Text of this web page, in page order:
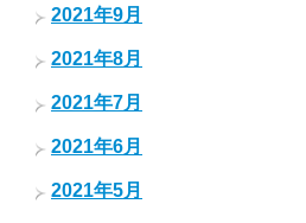
2021年9月
2021年8月
2021年7月
2021年6月
2021年5月